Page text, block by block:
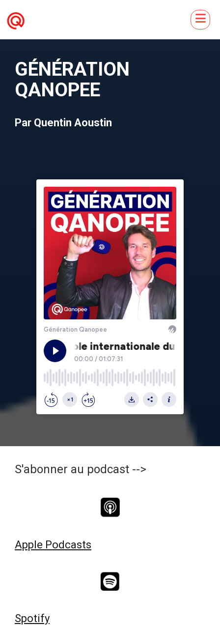
GÉNÉRATION
QANOPEE
Par Quentin Aoustin
S'abonner au podcast -->
Apple Podcasts
Spotify